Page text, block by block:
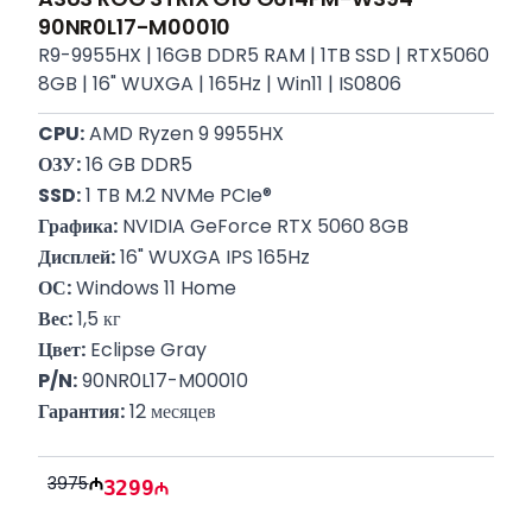
90NR0L17-M00010
R9-9955HX | 16GB DDR5 RAM | 1TB SSD | RTX5060
8GB | 16" WUXGA | 165Hz | Win11 | IS0806
CPU: AMD Ryzen 9 9955HX
ОЗУ: 16 GB DDR5
SSD: 1 TB M.2 NVMe PCIe®
Графика: NVIDIA GeForce RTX 5060 8GB
Дисплей: 16" WUXGA IPS 165Hz
ОС: Windows 11 Home
Вес: 1,5 кг
Цвет: Eclipse Gray
P/N: 90NR0L17-M00010
Гарантия: 12 месяцев
3975 3299